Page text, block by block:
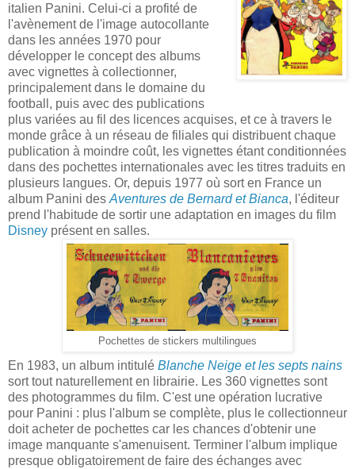
italien Panini. Celui-ci a profité de
l'avènement de l'image autocollante
dans les années 1970 pour
développer le concept des albums
avec vignettes à collectionner,
principalement dans le domaine du
football, puis avec des publications
plus variées au fil des licences acquises, et ce à travers le
monde grâce à un réseau de filiales qui distribuent chaque
publication à moindre coût, les vignettes étant conditionnées
dans des pochettes internationales avec les titres traduits en
plusieurs langues. Or, depuis 1977 où sort en France un
album Panini des Aventures de Bernard et Bianca, l'éditeur
prend l'habitude de sortir une adaptation en images du film
Disney présent en salles.
Pochettes de stickers multilingues
En 1983, un album intitulé Blanche Neige et les septs nains
sort tout naturellement en librairie. Les 360 vignettes sont
des photogrammes du film. C'est une opération lucrative
pour Panini : plus l'album se complète, plus le collectionneur
doit acheter de pochettes car les chances d'obtenir une
image manquante s'amenuisent. Terminer l'album implique
presque obligatoirement de faire des échanges avec